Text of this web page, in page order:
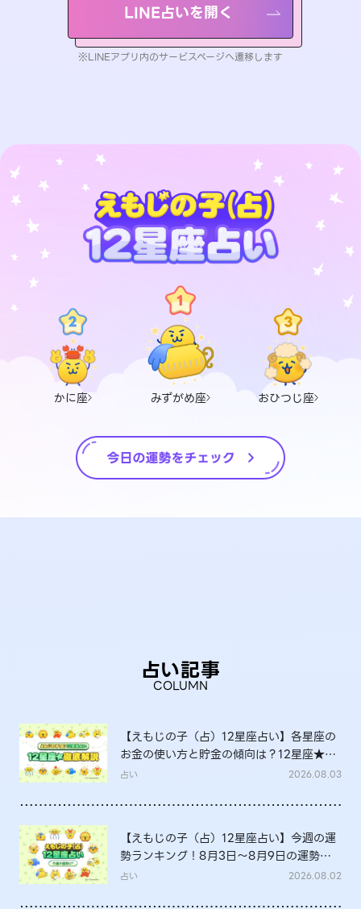
LINE占いを開く
※LINEアプリ内のサービスページへ遷移します
かに座 みずがめ座 おひつじ座
占い記事
COLUMN
【えもじの子（占）12星座占い】各星座の
お金の使い方と貯金の傾向は？12星座★徹
底解説
占い 2026.08.03
【えもじの子（占）12星座占い】今週の運
勢ランキング！8月3日～8月9日の運勢
は？
占い 2026.08.02